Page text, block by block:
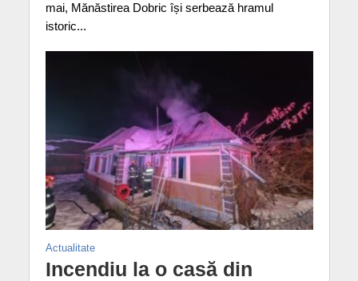
mai, Mănăstirea Dobric își serbează hramul
istoric...
Actualitate
Incendiu la o casă din